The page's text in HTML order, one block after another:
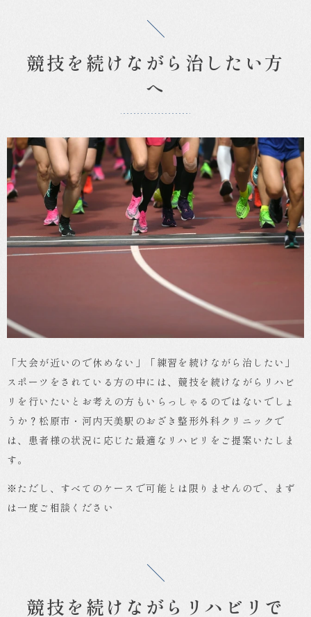
競技を続けながら治したい方
へ
「大会が近いので休めない」「練習を続けながら治したい」
スポーツをされている方の中には、競技を続けながらリハビ
リを行いたいとお考えの方もいらっしゃるのではないでしょ
うか？松原市・河内天美駅のおざき整形外科クリニックで
は、患者様の状況に応じた最適なリハビリをご提案いたしま
す。
※ただし、すべてのケースで可能とは限りませんので、まず
は一度ご相談ください
競技を続けながらリハビリで